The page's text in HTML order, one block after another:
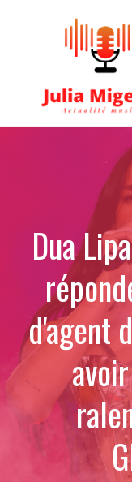
Dua
d'agent